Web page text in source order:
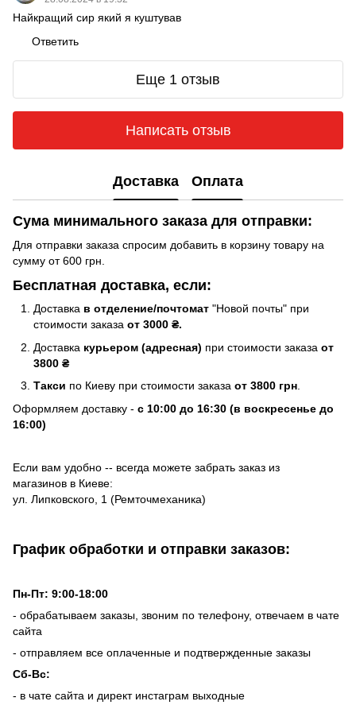
Найкращий сир який я куштував
Ответить
Еще 1 отзыв
Написать отзыв
Доставка Оплата
Сума минимального заказа для отправки:
Для отправки заказа спросим добавить в корзину товару на
сумму от 600 грн.
Бесплатная доставка, если:
Доставка в отделение/почтомат "Новой почты" при
стоимости заказа от 3000 ₴.
Доставка курьером (адресная) при стоимости заказа от
3800 ₴
Такси по Киеву при стоимости заказа от 3800 грн
Оформляем доставку - с 10:00 до 16:30 (в воскресенье до
16:00)
Если вам удобно -- всегда можете забрать заказ из
магазинов в Киеве:
ул. Липковского, 1 (Ремточмеханика)
График обработки и отправки заказов:
Пн-Пт: 9:00-18:00
- обрабатываем заказы, звоним по телефону, отвечаем в чате
сайта
- отправляем все оплаченные и подтвержденные заказы
Сб-Вс:
- в чате сайта и директ инстаграм выходные